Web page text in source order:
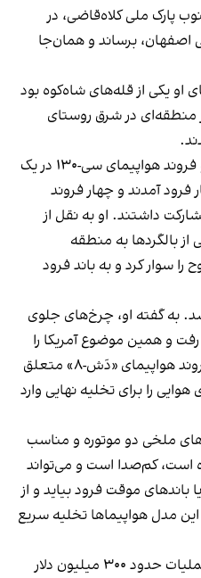
پارک ملی کلاه‌قاضی، در
اصفهان، برساند و همان‌جا
او یکی از قله‌های شاه‌کوه بود
منطقه‌ای در شرق روستای
وایس نوشت در این عملیات، دو فروند هواپیمای سی-۱۳۰ در یک
آمدند و چهار فروند
بِرد نیز مشارکت داشتند. او به نقل از
از بالگردها به منطقه
را سوار کرد و به باند فرود
به گفته او، چرخ‌های جلوی
در گِل فرو رفت و همین موضوع آمریکا را
ناچار کرد چند ساعت بعد سه فروند هواپیمای «دَش-۸» متعلق
را برای تخلیه نهایی وارد
هواپیماهای ملخی دو موتوره و مناسب
است، کم‌صدا است و می‌تواند
باندهای موقت فرود بیاید و از
این مدل هواپیماها تخلیه سریع
وایس همچنین نوشت که این عملیات حدود ۳۰۰ میلیون دلار